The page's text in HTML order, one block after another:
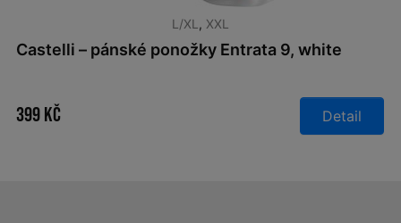
L/XL , XXL
Castelli – pánské ponožky Entrata 9, white
399 Kč Detail